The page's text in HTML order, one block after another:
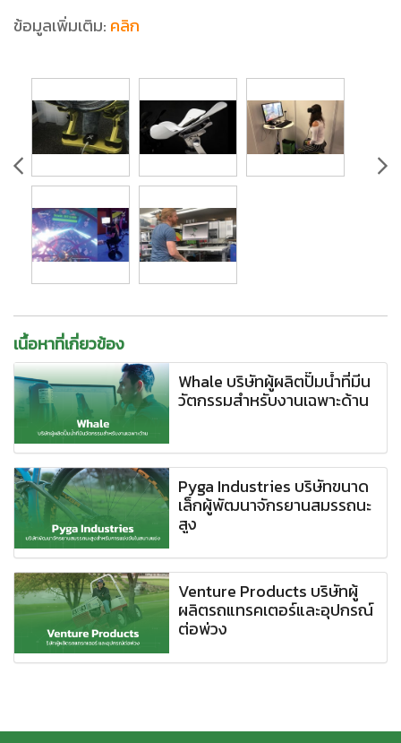
ข้อมูลเพิ่มเติม: คลิก
เนื้อหาที่เกี่ยวข้อง
Whale บริษัทผู้ผลิตปั๊มน้ำที่มีน
วัตกรรมสำหรับงานเฉพาะด้าน
Pyga Industries บริษัทขนาด
เล็กผู้พัฒนาจักรยานสมรรถนะ
สูง
Venture Products บริษัทผู้
ผลิตรถแทรคเตอร์และอุปกรณ์
ต่อพ่วง